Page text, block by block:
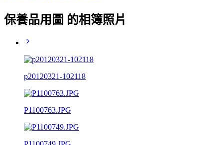
保養品用圖 的相簿照片
p20120321-102118
P1100763.JPG